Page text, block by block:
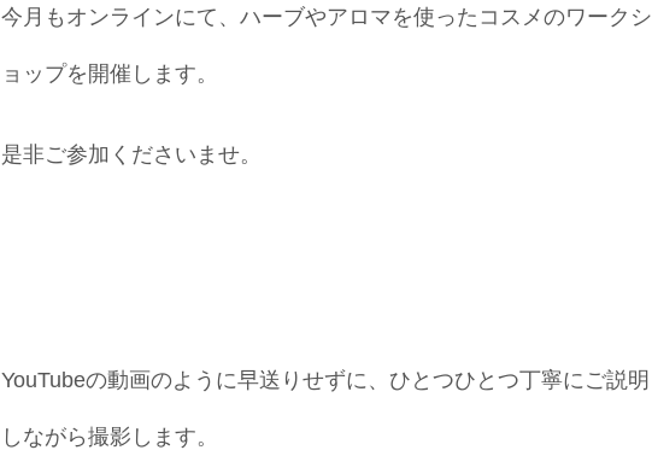
今月もオンラインにて、ハーブやアロマを使ったコスメのワークシ
ョップを開催します。
是非ご参加くださいませ。
YouTubeの動画のように早送りせずに、ひとつひとつ丁寧にご説明
しながら撮影します。